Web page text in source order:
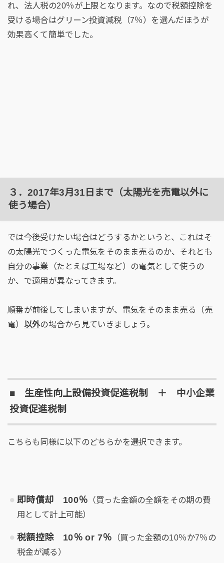
れ、法人税の20％が上限となります。なので税額控除を
受ける場合はグリーン投資減税（7％）を選んだほうが
効果高くて簡単でした。
３．2017年3月31日まで（太陽光を売電以外に
使う場合）
では今後受けたい場合はどうするかというと、これはそ
の太陽光でつくった電気をそのまま売るのか、それとも
自分の事業（たとえば工場など）の電気として使うの
か、で適用が異なってきます。
順番が前後してしまいますが、電気をそのまま売る（売
電） 以外の場合から見ていきましょう。
■ 生産性向上設備投資促進税制 ＋ 中小企業
投資促進税制
こちらも同様に以下のどちらかを選択できます。
即時償却 100％ （買った金額の全額をその期の費
用として計上可能）
税額控除 10％ or 7％ （買った金額の10％か7％の
税金が減る）